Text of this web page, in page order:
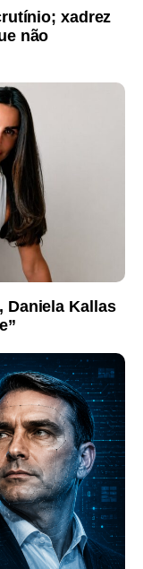
xadrez
não
Daniela Kallas